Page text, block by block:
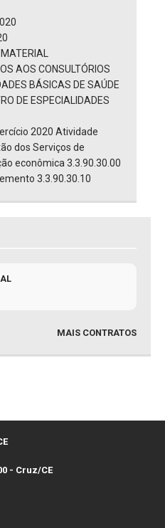
AOS CONSULTÓRIOS
BÁSICAS DE SAÚDE
DE ESPECIALIDADES
2020 Atividade
dos Serviços de
econômica 3.3.90.30.00
3.3.90.30.10
MAIS CONTRATOS
- Cruz/CE